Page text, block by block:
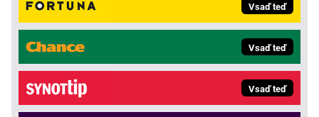
Vsaď teď
Vsaď teď
Vsaď teď